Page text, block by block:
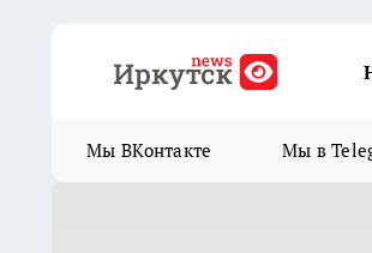
Мы ВКонтакте Мы в